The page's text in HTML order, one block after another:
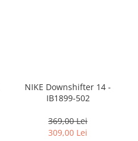
NIKE Downshifter 14 -
IB1899-502
369,00 Lei
309,00 Lei